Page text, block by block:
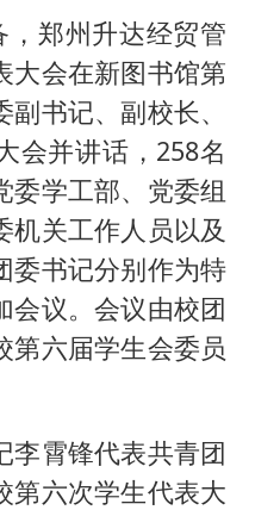
郑州升达经贸管
大会在新图书馆第
书记、副校长、
会并讲话，258名
委学工部、党委组
机关工作人员以及
委书记分别作为特
会议。会议由校团
第六届学生会委员
李霄锋代表共青团
第六次学生代表大